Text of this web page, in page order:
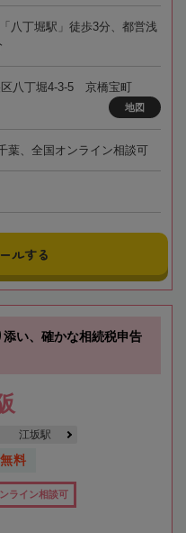
八丁堀駅」徒歩3分、都営浅
区八丁堀4-3-5 京橋宝町
地図
葉、全国オンライン相談可
ルする
添い、確かな相続税申告
江坂駅
料
ライン相談可